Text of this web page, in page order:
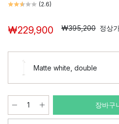
(2.6)
₩229,900 ₩395,200 정상
Matte white, double
장바구